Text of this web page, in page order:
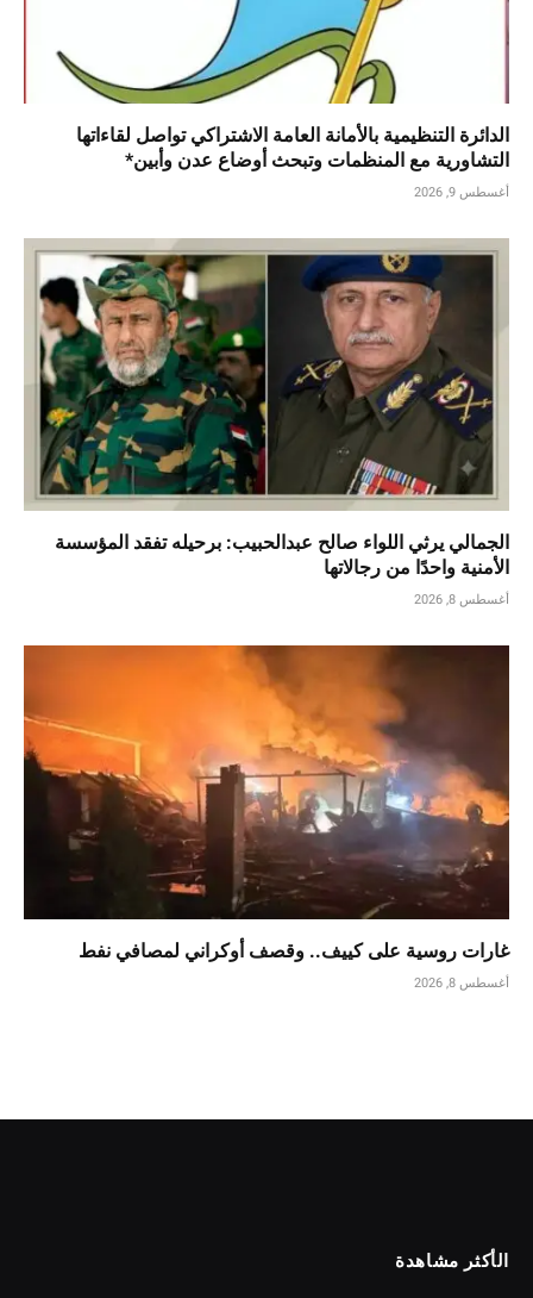
الدائرة التنظيمية بالأمانة العامة الاشتراكي تواصل لقاءاتها
التشاورية مع المنظمات وتبحث أوضاع عدن وأبين*
أغسطس 9, 2026
الجمالي يرثي اللواء صالح عبدالحبيب: برحيله تفقد المؤسسة
الأمنية واحدًا من رجالاتها
أغسطس 8, 2026
غارات روسية على كييف.. وقصف أوكراني لمصافي نفط
أغسطس 8, 2026
الأكثر مشاهدة